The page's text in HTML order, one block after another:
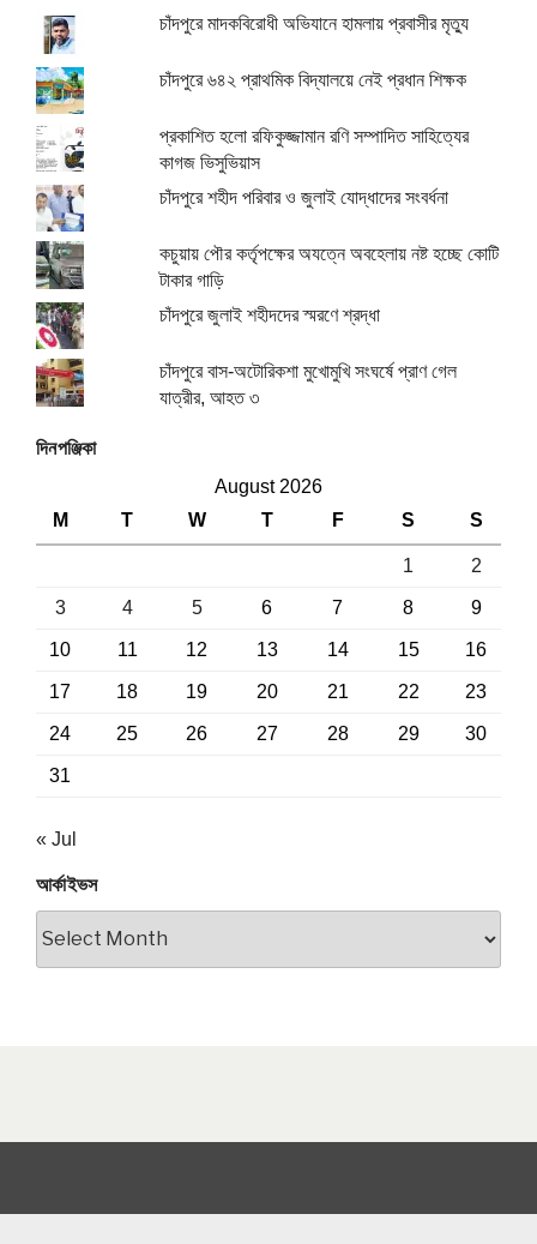
চাঁদপুরে মাদকবিরোধী অভিযানে হামলায় প্রবাসীর মৃত্যু
চাঁদপুরে ৬৪২ প্রাথমিক বিদ্যালয়ে নেই প্রধান শিক্ষক
প্রকাশিত হলো রফিকুজ্জামান রণি সম্পাদিত সাহিত্যের
কাগজ ভিসুভিয়াস
চাঁদপুরে শহীদ পরিবার ও জুলাই যোদ্ধাদের সংবর্ধনা
কচুয়ায় পৌর কর্তৃপক্ষের অযত্নে অবহেলায় নষ্ট হচ্ছে কোটি
টাকার গাড়ি
চাঁদপুরে জুলাই শহীদদের স্মরণে শ্রদ্ধা
চাঁদপুরে বাস-অটোরিকশা মুখোমুখি সংঘর্ষে প্রাণ গেল
যাত্রীর, আহত ৩
দিনপঞ্জিকা
August 2026
M
T W T F S S
1 2
3 4 5 6 7 8 9
10 11 12 13 14 15 16
17 18 19 20 21 22 23
24 25 26 27 28 29 30
31
« Jul
আর্কাইভস